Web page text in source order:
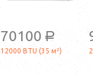
70100 a
12000 BTU (35 м²)